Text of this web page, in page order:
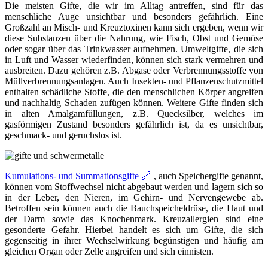
Die meisten Gifte, die wir im Alltag antreffen, sind für das
menschliche Auge unsichtbar und besonders gefährlich. Eine
Großzahl an Misch- und Kreuztoxinen kann sich ergeben, wenn wir
diese Substanzen über die Nahrung, wie Fisch, Obst und Gemüse
oder sogar über das Trinkwasser aufnehmen. Umweltgifte, die sich
in Luft und Wasser wiederfinden, können sich stark vermehren und
ausbreiten. Dazu gehören z.B. Abgase oder Verbrennungsstoffe von
Müllverbrennungsanlagen. Auch Insekten- und Pflanzenschutzmittel
enthalten schädliche Stoffe, die den menschlichen Körper angreifen
und nachhaltig Schaden zufügen können. Weitere Gifte finden sich
in alten Amalgamfüllungen, z.B. Quecksilber, welches im
gasförmigen Zustand besonders gefährlich ist, da es unsichtbar,
geschmack- und geruchslos ist.
Kumulations- und Summationsgifte 🔗 , auch Speichergifte genannt,
können vom Stoffwechsel nicht abgebaut werden und lagern sich so
in der Leber, den Nieren, im Gehirn- und Nervengewebe ab.
Betroffen sein können auch die Bauchspeicheldrüse, die Haut und
der Darm sowie das Knochenmark. Kreuzallergien sind eine
gesonderte Gefahr. Hierbei handelt es sich um Gifte, die sich
gegenseitig in ihrer Wechselwirkung begünstigen und häufig am
gleichen Organ oder Zelle angreifen und sich einnisten.